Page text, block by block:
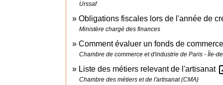
Urssaf
Obligations fiscales lors de l'année de
Ministère chargé des finances
Comment évaluer un fonds de
Chambre de commerce et d'industrie de Paris - Île-
Liste des métiers relevant de l'artisanat
Chambre des métiers et de l'artisanat (CMA)